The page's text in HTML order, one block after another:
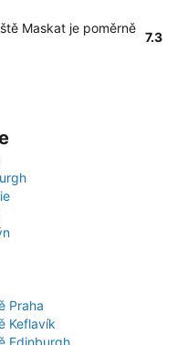
Maskat je poměrně
7.3
Praha
Keflavík
Edinburgh